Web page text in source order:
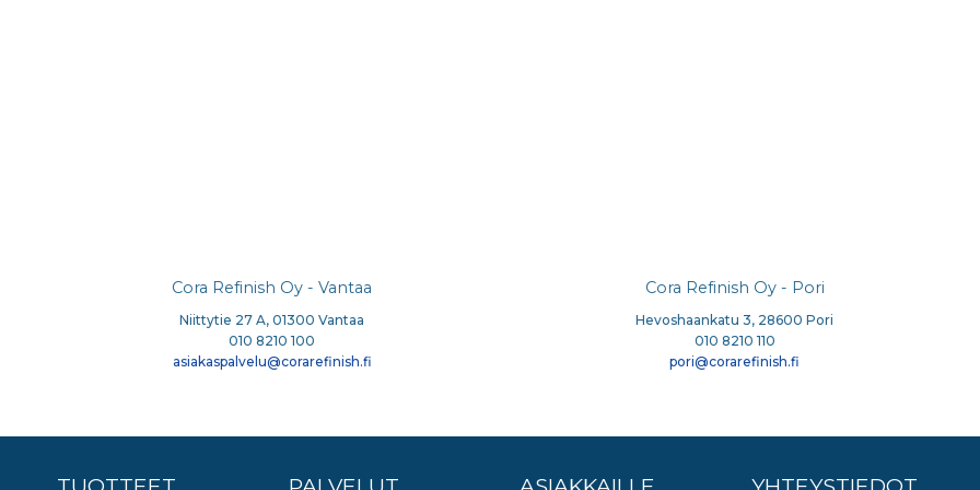
Cora Refinish Oy - Vantaa
Niittytie 27 A, 01300 Vantaa
010 8210 100
asiakaspalvelu@corarefinish.fi
Cora Refinish Oy - Pori
Hevoshaankatu 3, 28600 Pori
010 8210 110
pori@corarefinish.fi